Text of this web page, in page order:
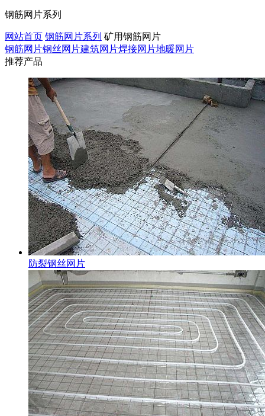
钢筋网片系列
网站首页 钢筋网片系列 矿用钢筋网片
钢筋网片钢丝网片建筑网片焊接网片地暖网片
推荐产品
防裂钢丝网片